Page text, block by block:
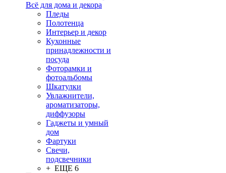
Всё для дома и декора
Пледы
Полотенца
Интерьер и декор
Кухонные
принадлежности и
посуда
Фоторамки и
фотоальбомы
Шкатулки
Увлажнители,
ароматизаторы,
диффузоры
Гаджеты и умный
дом
Фартуки
Свечи,
подсвечники
+ ЕЩЕ 6